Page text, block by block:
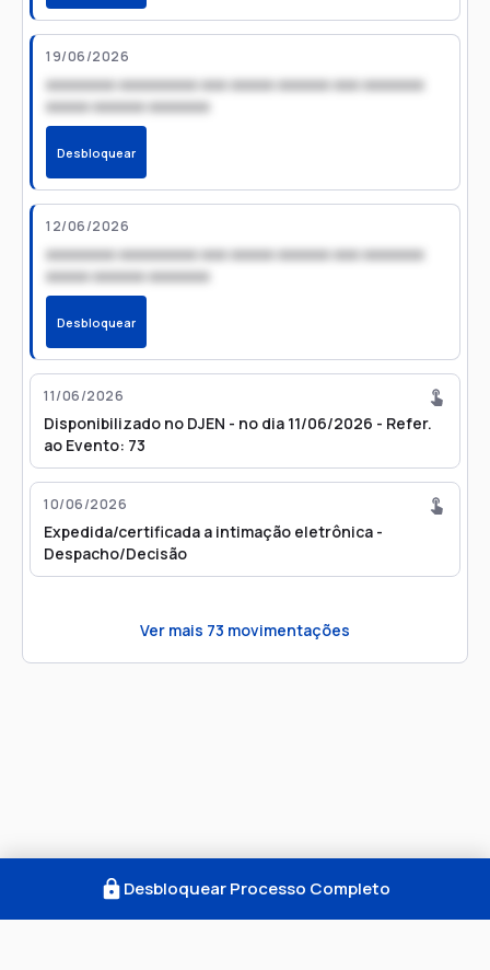
19/06/2026
xxxxxxxx xxxxxxxxx xxx xxxxx xxxxxx xxx xxxxxxx
xxxxx xxxxxx xxxxxxx
Desbloquear
12/06/2026
xxxxxxxx xxxxxxxxx xxx xxxxx xxxxxx xxx xxxxxxx
xxxxx xxxxxx xxxxxxx
Desbloquear
11/06/2026
Disponibilizado no DJEN - no dia 11/06/2026 - Refer.
ao Evento: 73
10/06/2026
Expedida/certificada a intimação eletrônica -
Despacho/Decisão
Ver mais 73 movimentações
Desbloquear Processo Completo